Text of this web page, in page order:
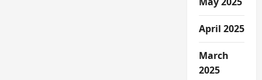
April 2025
March
2025